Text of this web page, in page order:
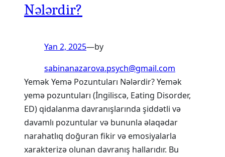
Nələrdir?
Yan 2, 2025—by
sabinanazarova.psych@gmail.com
Yemək Yemə Pozuntuları Nələrdir? Yemək
yemə pozuntuları (İngiliscə, Eating Disorder,
ED) qidalanma davranışlarında şiddətli və
davamlı pozuntular və bununla əlaqədar
narahatlıq doğuran fikir və emosiyalarla
xarakterizə olunan davranış hallarıdır. Bu